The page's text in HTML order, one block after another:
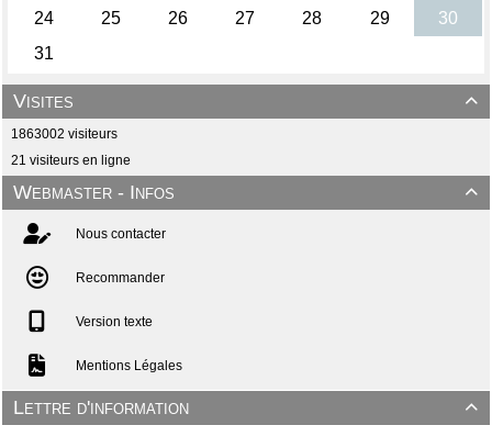

Visites
1863002 visiteurs
21 visiteurs en ligne

Webmaster - Infos
Nous contacter
Recommander
Version texte
Mentions Légales

Lettre d'information